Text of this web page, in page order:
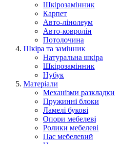
Шкірозамінник
Карпет
Авто-лінолеум
Авто-ковролін
Потолочина
Шкіра та замінник
Натуральна шкіра
Шкірозамінник
Нубук
Матеріали
Механізми разкладки
Пружинні блоки
Ламелі букові
Опори мебелеві
Ролики мебелеві
Пас мебелевий